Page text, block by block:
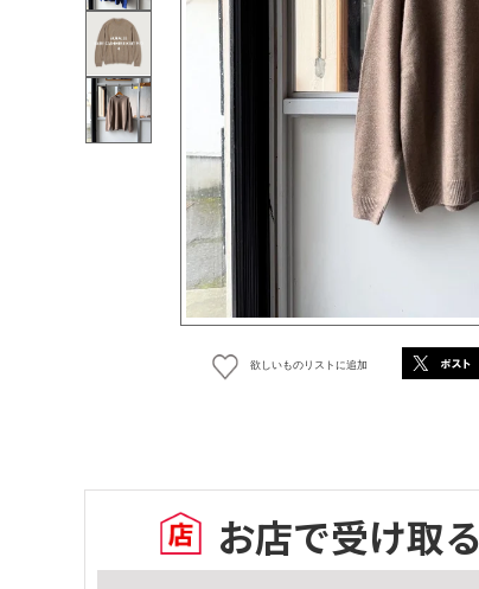
欲しいものリストに追加
お店で受け取る